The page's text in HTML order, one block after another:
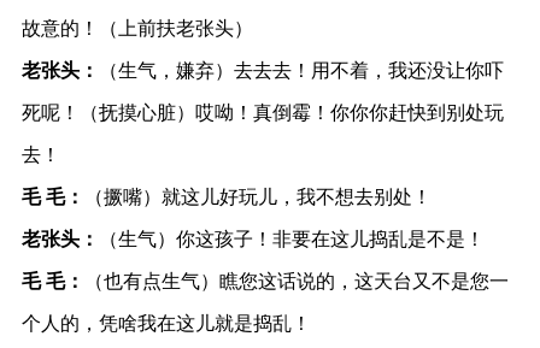
故意的！（上前扶老张头）
老张头： （生气，嫌弃）去去去！用不着，我还没让你吓
死呢！（抚摸心脏）哎呦！真倒霉！你你你赶快到别处玩
去！
毛 毛： （撅嘴）就这儿好玩儿，我不想去别处！
老张头： （生气）你这孩子！非要在这儿捣乱是不是！
毛 毛： （也有点生气）瞧您这话说的，这天台又不是您一
个人的，凭啥我在这儿就是捣乱！